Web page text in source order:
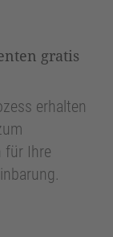
gratis
erhalten
für Ihre